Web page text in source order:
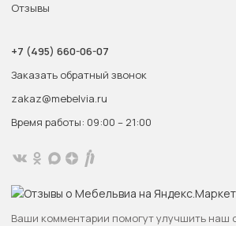
Отзывы
+7 (495) 660-06-07
Заказать обратный звонок
zakaz@mebelvia.ru
Время работы: 09:00 – 21:00
Ваши комментарии помогут улучшить наш